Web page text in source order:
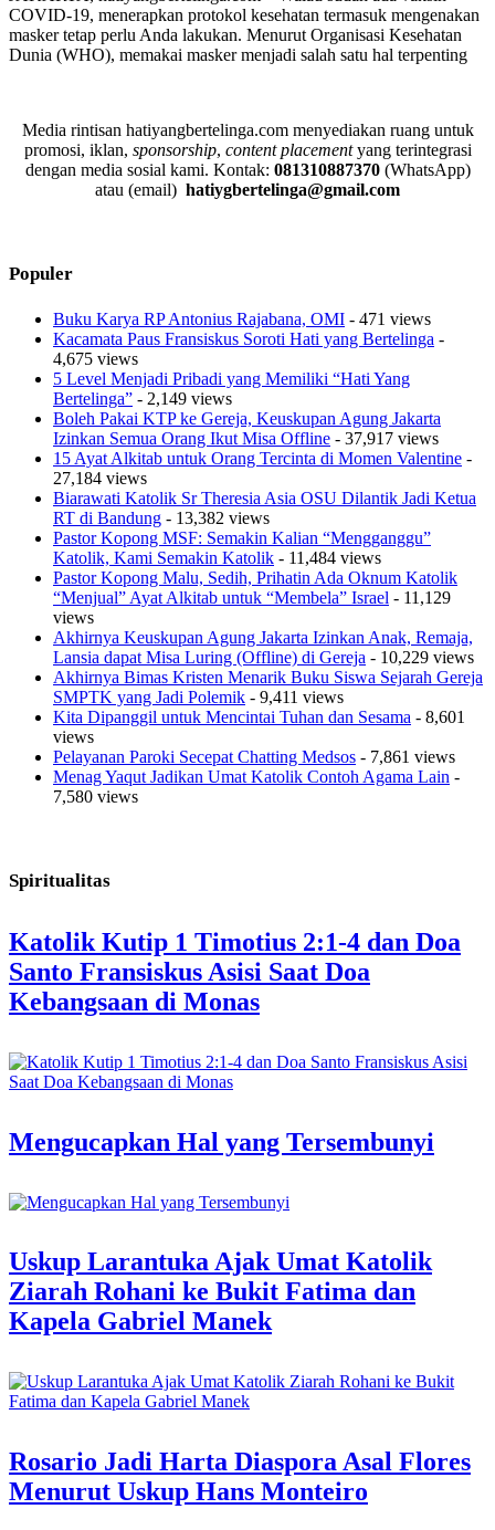
COVID-19, menerapkan protokol kesehatan termasuk mengenakan
masker tetap perlu Anda lakukan. Menurut Organisasi Kesehatan
Dunia (WHO), memakai masker menjadi salah satu hal terpenting
Media rintisan hatiyangbertelinga.com menyediakan ruang untuk
promosi, iklan, sponsorship, content placementyang terintegrasi
dengan media sosial kami. Kontak: 081310887370 (WhatsApp)
atau (email) hatiygbertelinga@gmail.com
Populer
Buku Karya RP Antonius Rajabana, OMI - 471 views
Kacamata Paus Fransiskus Soroti Hati yang Bertelinga -
4,675 views
5 Level Menjadi Pribadi yang Memiliki “Hati Yang
Bertelinga” - 2,149 views
Boleh Pakai KTP ke Gereja, Keuskupan Agung Jakarta
Izinkan Semua Orang Ikut Misa Offline - 37,917 views
15 Ayat Alkitab untuk Orang Tercinta di Momen Valentine -
27,184 views
Biarawati Katolik Sr Theresia Asia OSU Dilantik Jadi Ketua
RT di Bandung - 13,382 views
Pastor Kopong MSF: Semakin Kalian “Mengganggu”
Katolik, Kami Semakin Katolik - 11,484 views
Pastor Kopong Malu, Sedih, Prihatin Ada Oknum Katolik
“Menjual” Ayat Alkitab untuk “Membela” Israel - 11,129
views
Akhirnya Keuskupan Agung Jakarta Izinkan Anak, Remaja,
Lansia dapat Misa Luring (Offline) di Gereja - 10,229 views
Akhirnya Bimas Kristen Menarik Buku Siswa Sejarah Gereja
SMPTK yang Jadi Polemik - 9,411 views
Kita Dipanggil untuk Mencintai Tuhan dan Sesama - 8,601
views
Pelayanan Paroki Secepat Chatting Medsos - 7,861 views
Menag Yaqut Jadikan Umat Katolik Contoh Agama Lain -
7,580 views
Spiritualitas
Katolik Kutip 1 Timotius 2:1-4 dan Doa
Santo Fransiskus Asisi Saat Doa
Kebangsaan di Monas
Mengucapkan Hal yang Tersembunyi
Uskup Larantuka Ajak Umat Katolik
Ziarah Rohani ke Bukit Fatima dan
Kapela Gabriel Manek
Rosario Jadi Harta Diaspora Asal Flores
Menurut Uskup Hans Monteiro